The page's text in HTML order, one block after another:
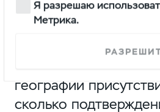
производства на
запуск в
предприятия на
географии
сколько
Я разрешаю
Метрика.